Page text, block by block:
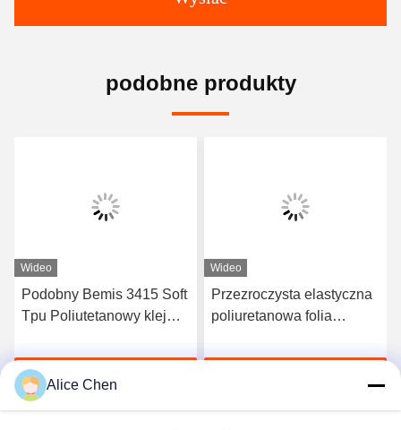
podobne produkty
Wideo
Podobny Bemis 3415 Soft
Tpu Poliutetanowy klej
tkanin
Porozmawiaj Teraz
Wideo
Przezroczysta elastyczna
poliuretanowa folia
Producenci folii klejących
Alice Chen